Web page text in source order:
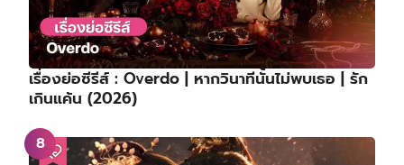
เรื่องย่อซีรีส์ : Overdo | หากวินาทีนั้นไม่พบเธอ | รัก
เกินแค้น (2026)